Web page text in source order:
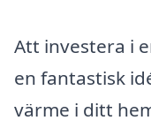
Att investera i
en fantastisk
värme i ditt